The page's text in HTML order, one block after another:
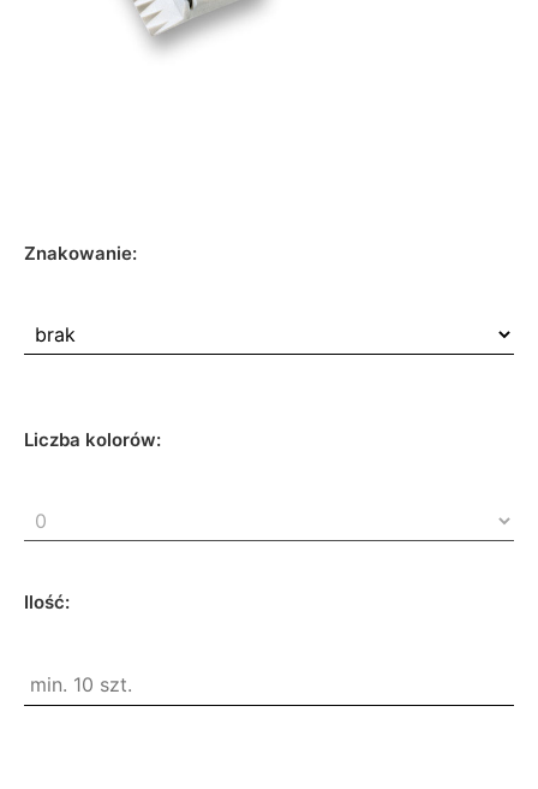
Znakowanie:
Liczba kolorów:
Ilość: